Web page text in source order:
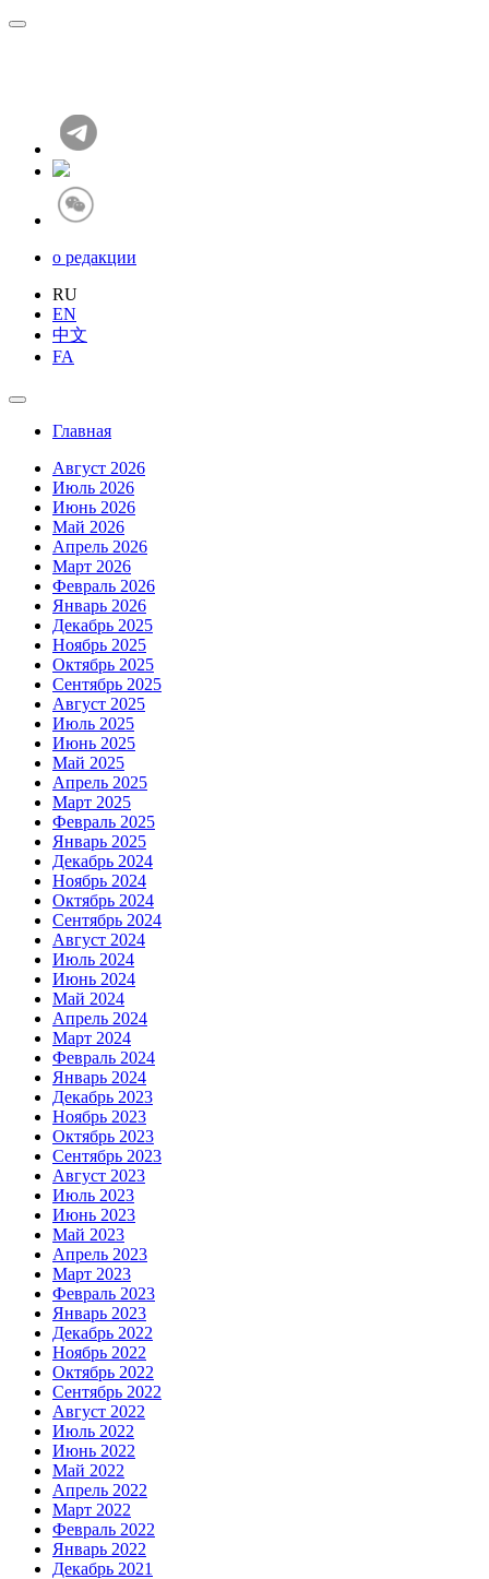
о редакции
RU
EN
中文
FA
Главная
Август 2026
Июль 2026
Июнь 2026
Май 2026
Апрель 2026
Март 2026
Февраль 2026
Январь 2026
Декабрь 2025
Ноябрь 2025
Октябрь 2025
Сентябрь 2025
Август 2025
Июль 2025
Июнь 2025
Май 2025
Апрель 2025
Март 2025
Февраль 2025
Январь 2025
Декабрь 2024
Ноябрь 2024
Октябрь 2024
Сентябрь 2024
Август 2024
Июль 2024
Июнь 2024
Май 2024
Апрель 2024
Март 2024
Февраль 2024
Январь 2024
Декабрь 2023
Ноябрь 2023
Октябрь 2023
Сентябрь 2023
Август 2023
Июль 2023
Июнь 2023
Май 2023
Апрель 2023
Март 2023
Февраль 2023
Январь 2023
Декабрь 2022
Ноябрь 2022
Октябрь 2022
Сентябрь 2022
Август 2022
Июль 2022
Июнь 2022
Май 2022
Апрель 2022
Март 2022
Февраль 2022
Январь 2022
Декабрь 2021